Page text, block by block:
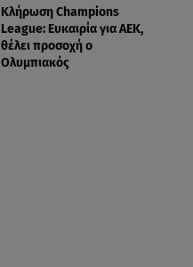
Κλήρωση Champions
League: Ευκαιρία για ΑΕΚ,
θέλει προσοχή ο
Ολυμπιακός